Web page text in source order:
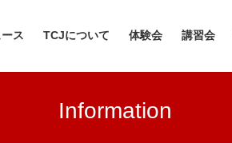
ス TCJについて 体験会 講習会
Information